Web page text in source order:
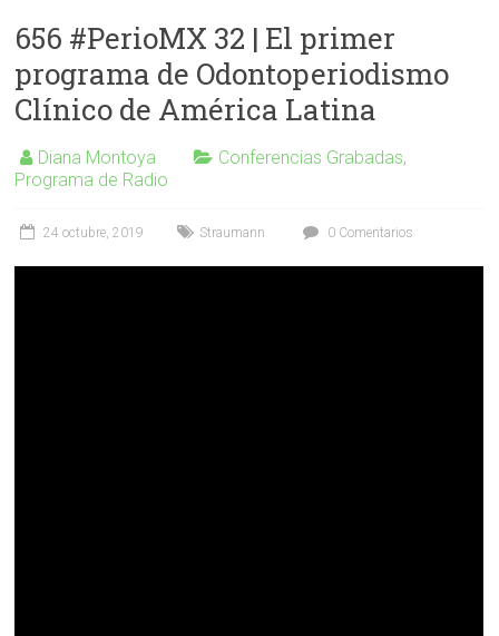
656 #PerioMX 32 | El primer
programa de Odontoperiodismo
Clínico de América Latina
Diana Montoya Conferencias Grabadas,
Programa de Radio
24 octubre, 2019 Straumann 0 Comentarios